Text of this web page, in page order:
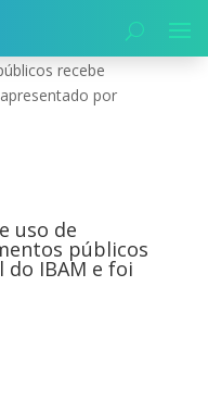
que proíbe uso de
recebe
por
uso de
públicos
do IBAM e foi